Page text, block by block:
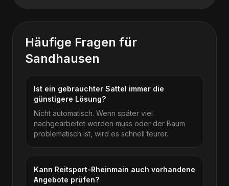
Häufige Fragen für
Sandhausen
Ist ein gebrauchter Sattel immer die
günstigere Lösung?
Nicht automatisch. Wenn später viel
nachgearbeitet werden muss oder der Baum
problematisch ist, wird es schnell teurer.
Kann Reitsport-Rheinmain auch vorhandene
Angebote prüfen?